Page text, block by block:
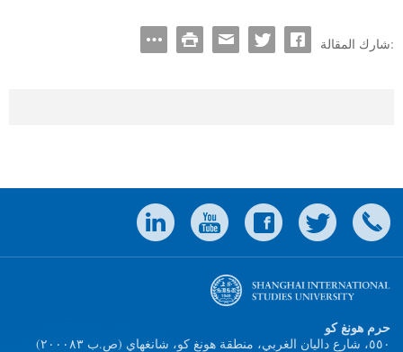
شارك المقالة:
حرم هونغ كو
(٥٥٠، شارع داليان الغربي، منطقة هونغ كو، شانغهاي (ص.ب ٢۰۰۰۸٣